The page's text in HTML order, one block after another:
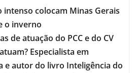
intenso colocam Minas Gerais
o inverno
de atuação do PCC e do CV
Especialista em
e autor do livro Inteligência do